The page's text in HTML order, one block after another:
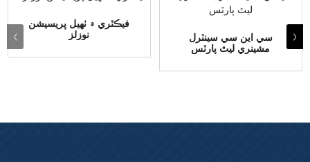
فيڪٽري ۾ ٺهيل پريسيشن
نوزلز
سي اين سي سينٽرل
مشينري ليٿ پارٽس